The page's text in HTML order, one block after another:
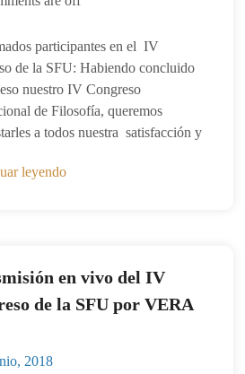
participantes en el IV
de la SFU: Habiendo concluido
nuestro IV Congreso
de Filosofía, queremos
a todos nuestra satisfacción y
leyendo
en vivo del IV
de la SFU por VERA
2018